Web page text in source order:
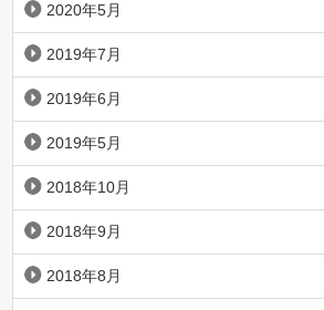
2020年5月
2019年7月
2019年6月
2019年5月
2018年10月
2018年9月
2018年8月